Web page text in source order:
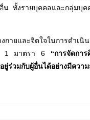
น ทั้งรายบุคคลและกลุ่ม
ยและจิตใจในการดำเนิ
ที่ 1 มาตรา 6 “การจัดกา
วมกับผู้อื่นได้อย่างมีความ